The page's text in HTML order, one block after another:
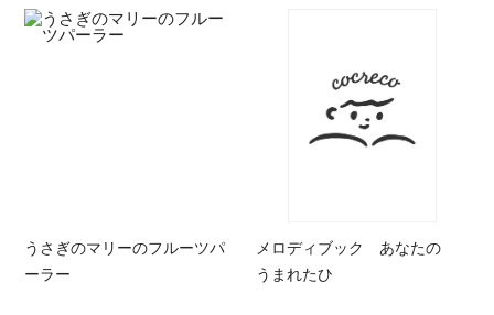
うさぎのマリーのフルーツパ
ーラー
メロディブック あなたの
うまれたひ